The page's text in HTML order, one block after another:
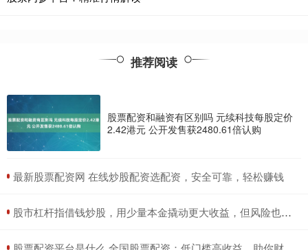
推荐阅读
股票配资和融资有区别吗 元续科技每股定价
2.42港元 公开发售获2480.61倍认购
​最新股票配资网 在线炒股配资选配资，安全可靠，轻松赚钱
​股市杠杆指借钱炒股，用少量本金撬动更大收益，但风险也成倍放大。